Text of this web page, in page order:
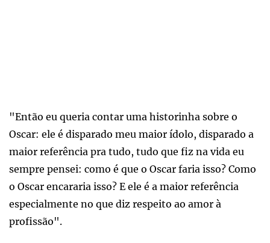
"Então eu queria contar uma historinha sobre o
Oscar: ele é disparado meu maior ídolo, disparado a
maior referência pra tudo, tudo que fiz na vida eu
sempre pensei: como é que o Oscar faria isso? Como
o Oscar encararia isso? E ele é a maior referência
especialmente no que diz respeito ao amor à
profissão".